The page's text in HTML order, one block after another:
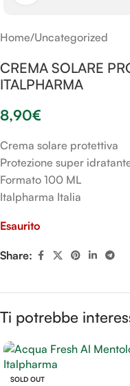
Home/Uncategorized
CREMA SOLARE
ITALPHARMA
8,90€
Crema solare protettiva
Protezione super
Formato 100 ML
Italpharma Italia
Esaurito
Share:
Ti potrebbe
SOLD OUT